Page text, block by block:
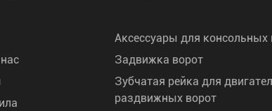
Аксессуары для консольных
Задвижка ворот
Зубчатая рейка для
раздвижных ворот